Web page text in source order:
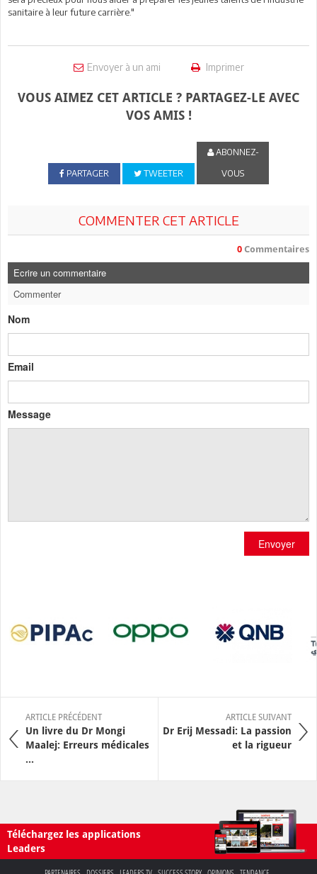
sanitaire à leur future carrière."
Envoyer à un ami Imprimer
VOUS AIMEZ CET ARTICLE ? PARTAGEZ-LE AVEC
VOS AMIS !
PARTAGER TWEETER
ABONNEZ-
VOUS
COMMENTER CET ARTICLE
0 Commentaires
Ecrire un commentaire
Commenter
Nom
Email
Message
Envoyer
ARTICLE PRÉCÉDENT
Un livre du Dr Mongi
Maalej: Erreurs médicales
...
ARTICLE SUIVANT
Dr Erij Messadi: La passion
et la rigueur
Téléchargez les applications
Leaders